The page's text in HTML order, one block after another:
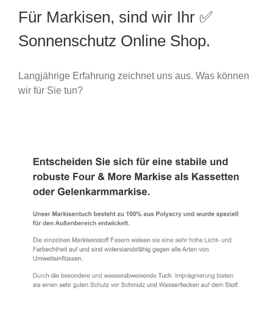
Für Markisen, sind wir Ihr ✅
Sonnenschutz Online Shop.
Langjährige Erfahrung zeichnet uns aus. Was können
wir für Sie tun?